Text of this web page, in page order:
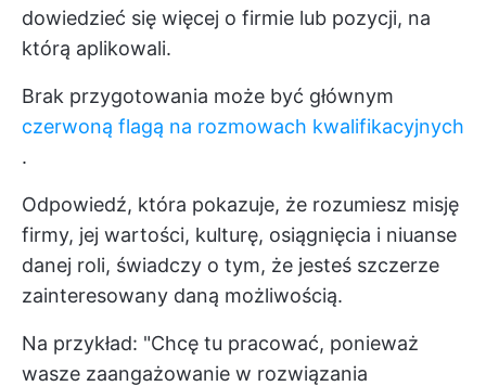
dowiedzieć się więcej o firmie lub pozycji, na
którą aplikowali.
Brak przygotowania może być głównym
czerwoną flagą na rozmowach kwalifikacyjnych
.
Odpowiedź, która pokazuje, że rozumiesz misję
firmy, jej wartości, kulturę, osiągnięcia i niuanse
danej roli, świadczy o tym, że jesteś szczerze
zainteresowany daną możliwością.
Na przykład: "Chcę tu pracować, ponieważ
wasze zaangażowanie w rozwiązania